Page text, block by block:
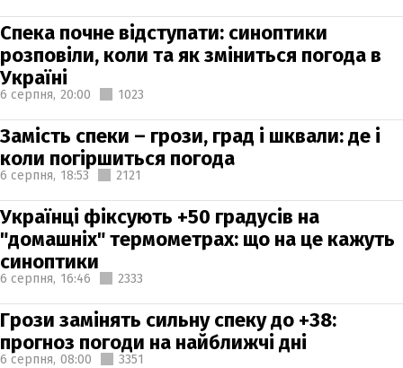
Спека почне відступати: синоптики
розповіли, коли та як зміниться погода в
Україні
6 серпня, 20:00 1023
Замість спеки – грози, град і шквали: де і
коли погіршиться погода
6 серпня, 18:53 2121
Українці фіксують +50 градусів на
"домашніх" термометрах: що на це кажуть
синоптики
6 серпня, 16:46 2333
Грози замінять сильну спеку до +38:
прогноз погоди на найближчі дні
6 серпня, 08:00 3351